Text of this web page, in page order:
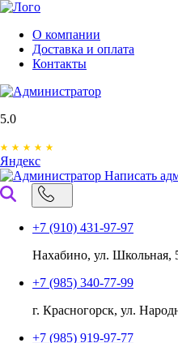
О компании
Доставка и оплата
Контакты
5.0
Яндекс
Написать
+7 (910) 431-97-97
Нахабино, ул. Школьная,
+7 (985) 340-77-99
г. Красногорск, ул.
+7 (985) 919-97-77